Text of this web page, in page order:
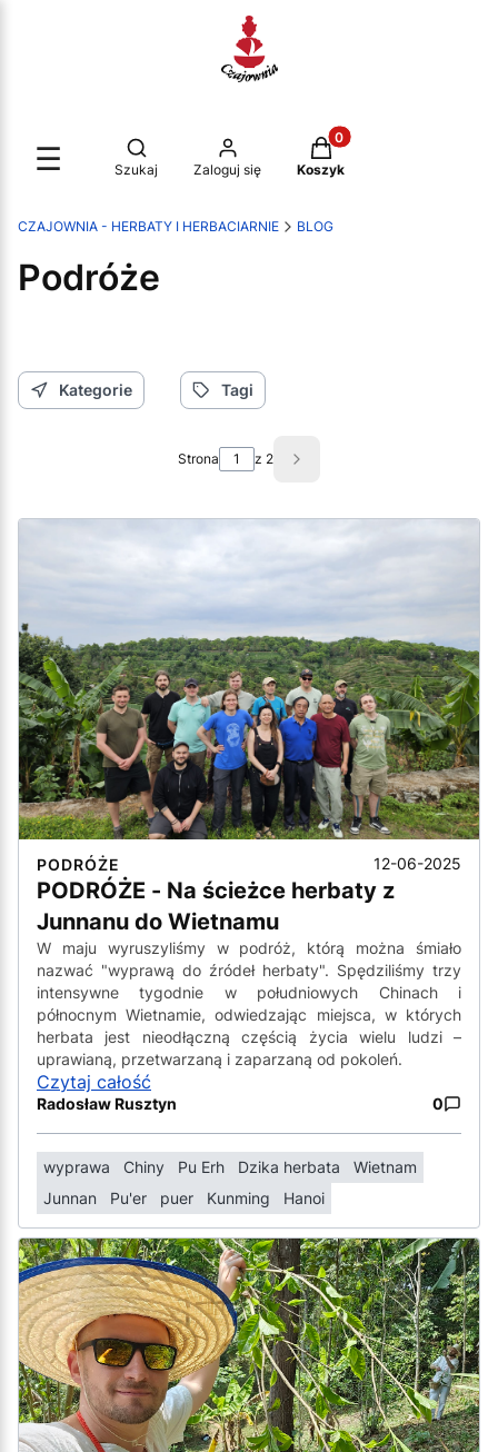
☰ Otwórz wyszukiwarkę
Szukaj Zaloguj się
Produkty w koszyku:
Koszyk
CZAJOWNIA - HERBATY I HERBACIARNIE BLOG
Podróże
Kategorie Tagi
Strona z 2 Następne wpisy
PODRÓŻE 12-06-2025
PODRÓŻE - Na ścieżce herbaty z
Junnanu do Wietnamu
W maju wyruszyliśmy w podróż, którą można śmiało
nazwać "wyprawą do źródeł herbaty". Spędziliśmy trzy
intensywne tygodnie w południowych Chinach i
północnym Wietnamie, odwiedzając miejsca, w których
herbata jest nieodłączną częścią życia wielu ludzi –
uprawianą, przetwarzaną i zaparzaną od pokoleń.
Czytaj całość
Radosław Rusztyn 0
wyprawa Chiny Pu Erh Dzika herbata
Wietnam
Junnan
Pu'er puer Kunming Hanoi